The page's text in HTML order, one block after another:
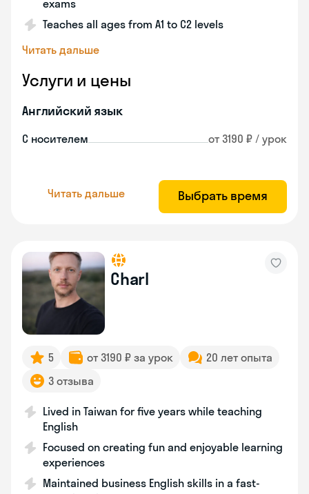
exams
Teaches all ages from A1 to C2 levels
Читать дальше
Услуги и цены
Английский язык
С носителем от 3190 ₽ / урок
Читать дальше Выбрать время
Charl
5 от 3190 ₽ за урок
20 лет опыта
3 отзыва
Lived in Taiwan for five years while teaching
English
Focused on creating fun and enjoyable learning
experiences
Maintained business English skills in a fast-